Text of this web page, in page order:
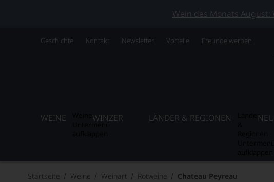
Wein des Monats August:
Geschichte Kontakt Newsletter Vorteile Freunde werben
WEINE WINZER LÄNDER & REGIONEN
Länder
Startseite Weine Weinart Rotweine Chateau Peyreau